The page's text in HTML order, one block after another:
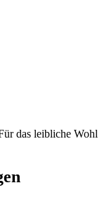
das leibliche Wohl